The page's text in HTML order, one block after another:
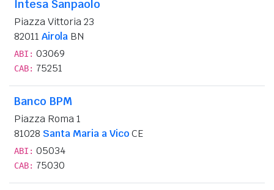
Intesa Sanpaolo
Piazza Vittoria 23
82011 Airola BN
ABI: 03069
CAB: 75251
Banco BPM
Piazza Roma 1
81028 Santa Maria a VicoCE
ABI: 05034
CAB: 75030